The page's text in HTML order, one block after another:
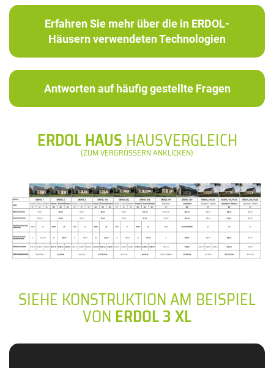
Erfahren Sie mehr über die in ERDOL-
Häusern verwendeten Technologien
Antworten auf häufig gestellte Fragen
ERDOL HAUS HAUSVERGLEICH
(ZUM VERGRÖSSERN ANKLICKEN)
SIEHE KONSTRUKTION AM BEISPIEL
VONERDOL 3 XL